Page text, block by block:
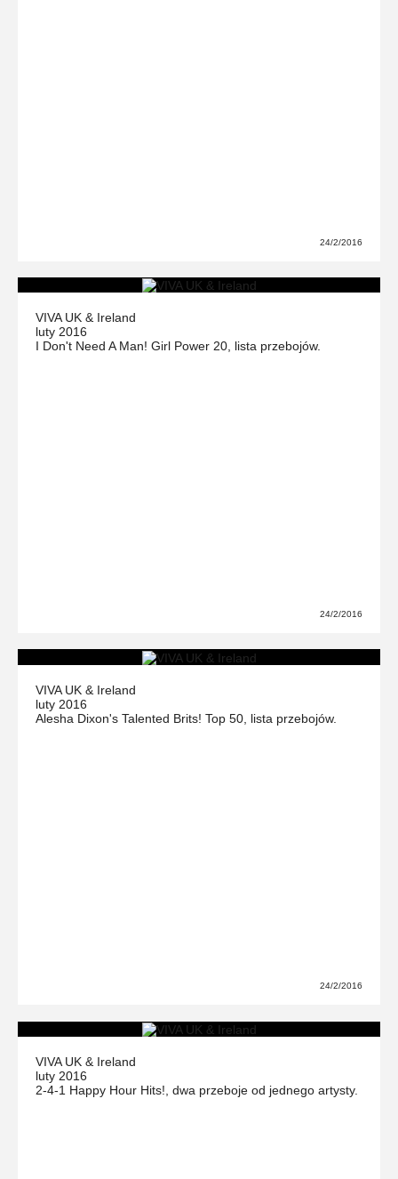
24/2/2016
VIVA UK & Ireland
luty 2016
I Don't Need A Man! Girl Power 20, lista przebojów.
24/2/2016
VIVA UK & Ireland
luty 2016
Alesha Dixon's Talented Brits! Top 50, lista przebojów.
24/2/2016
VIVA UK & Ireland
luty 2016
2-4-1 Happy Hour Hits!, dwa przeboje od jednego artysty.